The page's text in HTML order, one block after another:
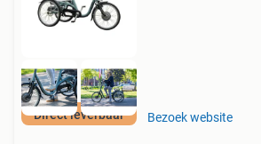
Direct leverbaar Bezoek website